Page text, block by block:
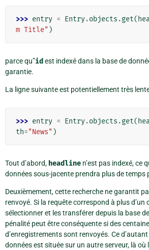
>>> entry = Entry.objects .get(
m Title" )
parce qu”idest indexé dans la base de
garantie.
La ligne suivante est potentiellement très
>>> entry = Entry.objects .get(
th="News" )
Tout d’abord, headline n’est pas indexé, ce
données sous-jacente prendra plus de temps
Deuxièmement, cette recherche ne garantit
renvoyé. Si la requête correspond à plus d’un
sélectionner et les transférer depuis la base
pénalité peut être conséquente si des
d’enregistrements sont renvoyés. Ce
données est située sur un autre serveur, là où